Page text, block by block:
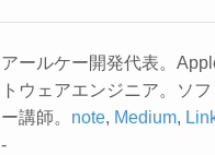
アールケー開発代表。
トウェアエンジニア。ソ
ー講師。 note, Medium,
-